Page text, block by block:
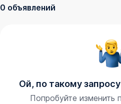
0 объявлений
Ой, по такому
Попробуйте изменить